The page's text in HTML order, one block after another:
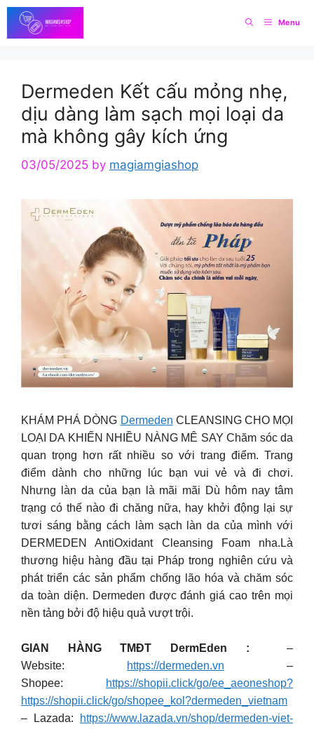
Skip
to
content
Menu
Dermeden Kết cấu mỏng nhẹ,
dịu dàng làm sạch mọi loại da
mà không gây kích ứng
03/05/2025 by magiamgiashop
KHÁM PHÁ DÒNG Dermeden CLEANSING CHO MỌI
LOẠI DA KHIẾN NHIỀU NÀNG MÊ SAY Chăm sóc da
quan trọng hơn rất nhiều so với trang điểm. Trang
điểm dành cho những lúc bạn vui vẻ và đi chơi.
Nhưng làn da của bạn là mãi mãi Dù hôm nay tâm
trạng có thế nào đi chăng nữa, hay khởi động lại sự
tươi sáng bằng cách làm sạch làn da của mình với
DERMEDEN AntiOxidant Cleansing Foam nha.Là
thương hiệu hàng đầu tại Pháp trong nghiên cứu và
phát triển các sản phẩm chống lão hóa và chăm sóc
da toàn diện. Dermeden được đánh giá cao trên mọi
nền tảng bởi độ hiệu quả vượt trội.
GIAN HÀNG TMĐT DermEden :
–
Website:
https://dermeden.vn –
Shopee:
https://shopii.click/go/ee_aeoneshop?
https://shopii.click/go/shopee_kol?dermeden_vietnam
– Lazada:
https://www.lazada.vn/shop/dermeden-viet-